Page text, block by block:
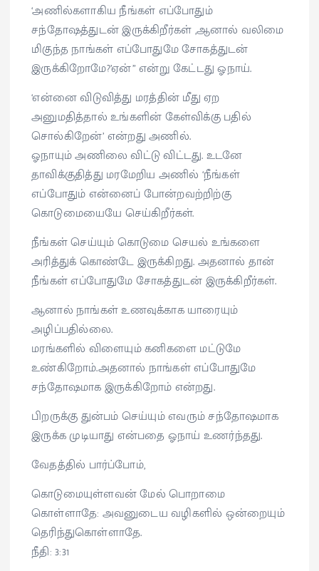
‘அணில்களாகிய நீங்கள் எப்போதும்
சந்தோஷத்துடன் இருக்கிறீர்கள் ,ஆனால் வலிமை
மிகுந்த நாங்கள் எப்போதுமே சோகத்துடன்
இருக்கிறோமே?’ஏன்” என்று கேட்டது ஓநாய்.
‘என்னை விடுவித்து மரத்தின் மீது ஏற
அனுமதித்தால் உங்களின் கேள்விக்கு பதில்
சொல்கிறேன்’ என்றது அணில்.
ஓநாயும் அணிலை விட்டு விட்டது. உடனே
தாவிக்குதித்து மரமேறிய அணில் ‘நீங்கள்
எப்போதும் என்னைப் போன்றவற்றிற்கு
கொடுமையையே செய்கிறீர்கள்.
நீங்கள் செய்யும் கொடுமை செயல் உங்களை
அரித்துக் கொண்டே இருக்கிறது. அதனால் தான்
நீங்கள் எப்போதுமே சோகத்துடன் இருக்கிறீர்கள்.
ஆனால் நாங்கள் உணவுக்காக யாரையும்
அழிப்பதில்லை.
மரங்களில் விளையும் கனிகளை மட்டுமே
உண்கிறோம்.அதனால் நாங்கள் எப்போதுமே
சந்தோஷமாக இருக்கிறோம் என்றது.
பிறருக்கு துன்பம் செய்யும் எவரும் சந்தோஷமாக
இருக்க முடியாது என்பதை ஓநாய் உணர்ந்தது.
வேதத்தில் பார்ப்போம்,
கொடுமையுள்ளவன் மேல் பொறாமை
கொள்ளாதே: அவனுடைய வழிகளில் ஒன்றையும்
தெரிந்துகொள்ளாதே.
நீதி: 3:31